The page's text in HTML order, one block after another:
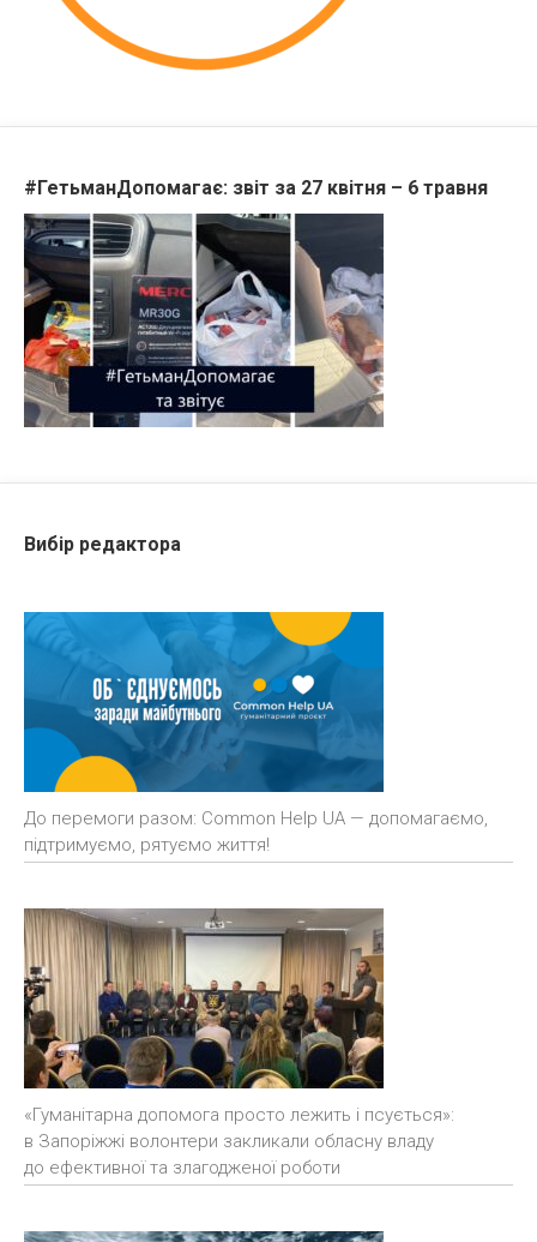
#ГетьманДопомагає: звіт за 27 квітня – 6 травня
Вибір редактора
До перемоги разом: Common Help UA — допомагаємо,
підтримуємо, рятуємо життя!
«Гуманітарна допомога просто лежить і псується»:
в Запоріжжі волонтери закликали обласну владу
до ефективної та злагодженої роботи